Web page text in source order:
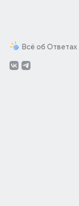
Всё об Ответах